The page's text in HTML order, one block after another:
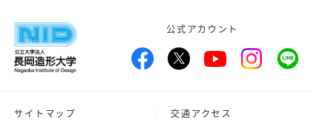
公式アカウント
サイトマップ 交通アクセス